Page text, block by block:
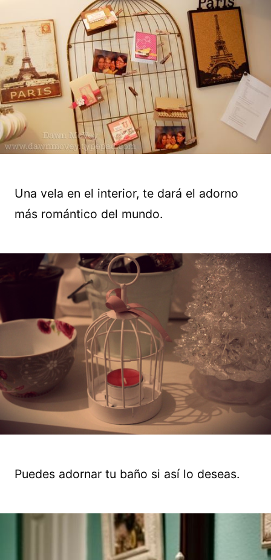
Una vela en el interior, te dará el adorno
más romántico del mundo.
Puedes adornar tu baño si así lo deseas.